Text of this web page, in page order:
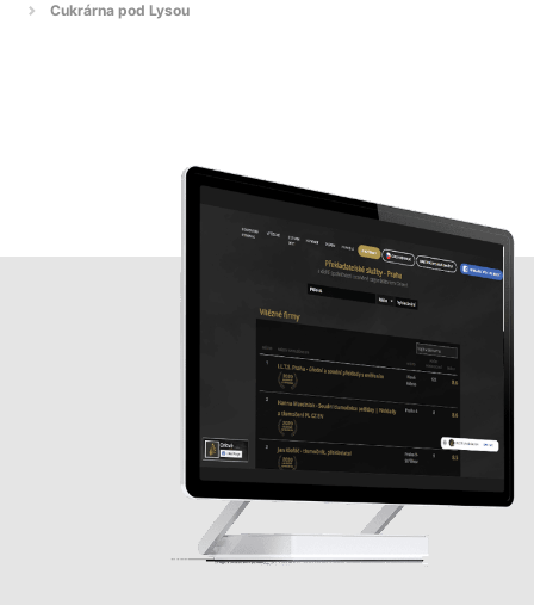
Cukrárna pod Lysou